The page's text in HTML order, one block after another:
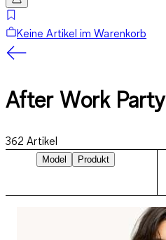
Keine Artikel im Warenkorb
After Work Party
362 Artikel
Model
Produkt